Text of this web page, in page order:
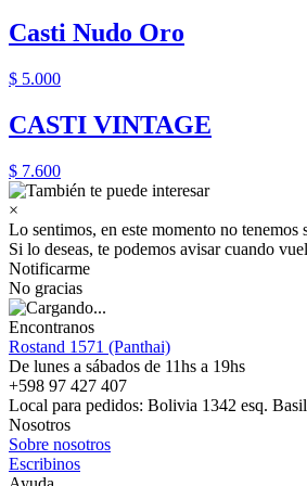
Casti Nudo Oro
$ 5.000
CASTI VINTAGE
$ 7.600
×
Lo sentimos, en este momento no
Si lo deseas, te podemos avisar cuando
Notificarme
No gracias
Encontranos
Rostand 1571 (Panthai)
De lunes a sábados de 11hs a 19hs
+598 97 427 407
Local para pedidos: Bolivia 1342 esq.
Nosotros
Sobre nosotros
Escribinos